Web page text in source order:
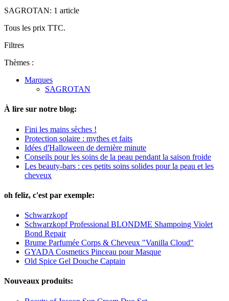
SAGROTAN: 1 article
Tous les prix TTC.
Filtres
Thèmes :
Marques
SAGROTAN
À lire sur notre blog:
Fini les mains sèches !
Protection solaire : mythes et faits
Idées d'Halloween de dernière minute
Conseils pour les soins de la peau pendant la saison froide
Les beauty-bars : ces petits soins solides pour la peau et les
cheveux
oh feliz, c'est par exemple:
Schwarzkopf
Schwarzkopf Professional BLONDME Shampoing Violet
Bond Repair
Brume Parfumée Corps & Cheveux "Vanilla Cloud"
GYADA Cosmetics Pinceau pour Masque
Old Spice Gel Douche Captain
Nouveaux produits: